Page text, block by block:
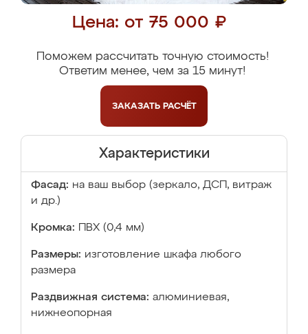
Цена: от 75 000 ₽
Поможем рассчитать точную стоимость!
Ответим менее, чем за 15 минут!
ЗАКАЗАТЬ РАСЧЁТ
Характеристики
Фасад: на ваш выбор (зеркало, ДСП, витраж
и др.)
Кромка: ПВХ (0,4 мм)
Размеры: изготовление шкафа любого
размера
Раздвижная система: алюминиевая,
нижнеопорная